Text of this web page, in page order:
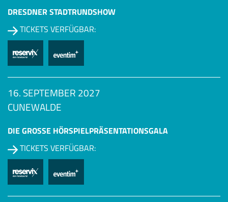
DRESDNER STADTRUNDSHOW
TICKETS VERFÜGBAR:
16. SEPTEMBER 2027
CUNEWALDE
DIE GROSSE HÖRSPIEL­PRÄSENTATIONSGALA
TICKETS VERFÜGBAR: